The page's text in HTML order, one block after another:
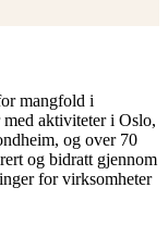
mangfold i
aktiviteter i Oslo,
og over 70
og bidratt gjennom
for virksomheter